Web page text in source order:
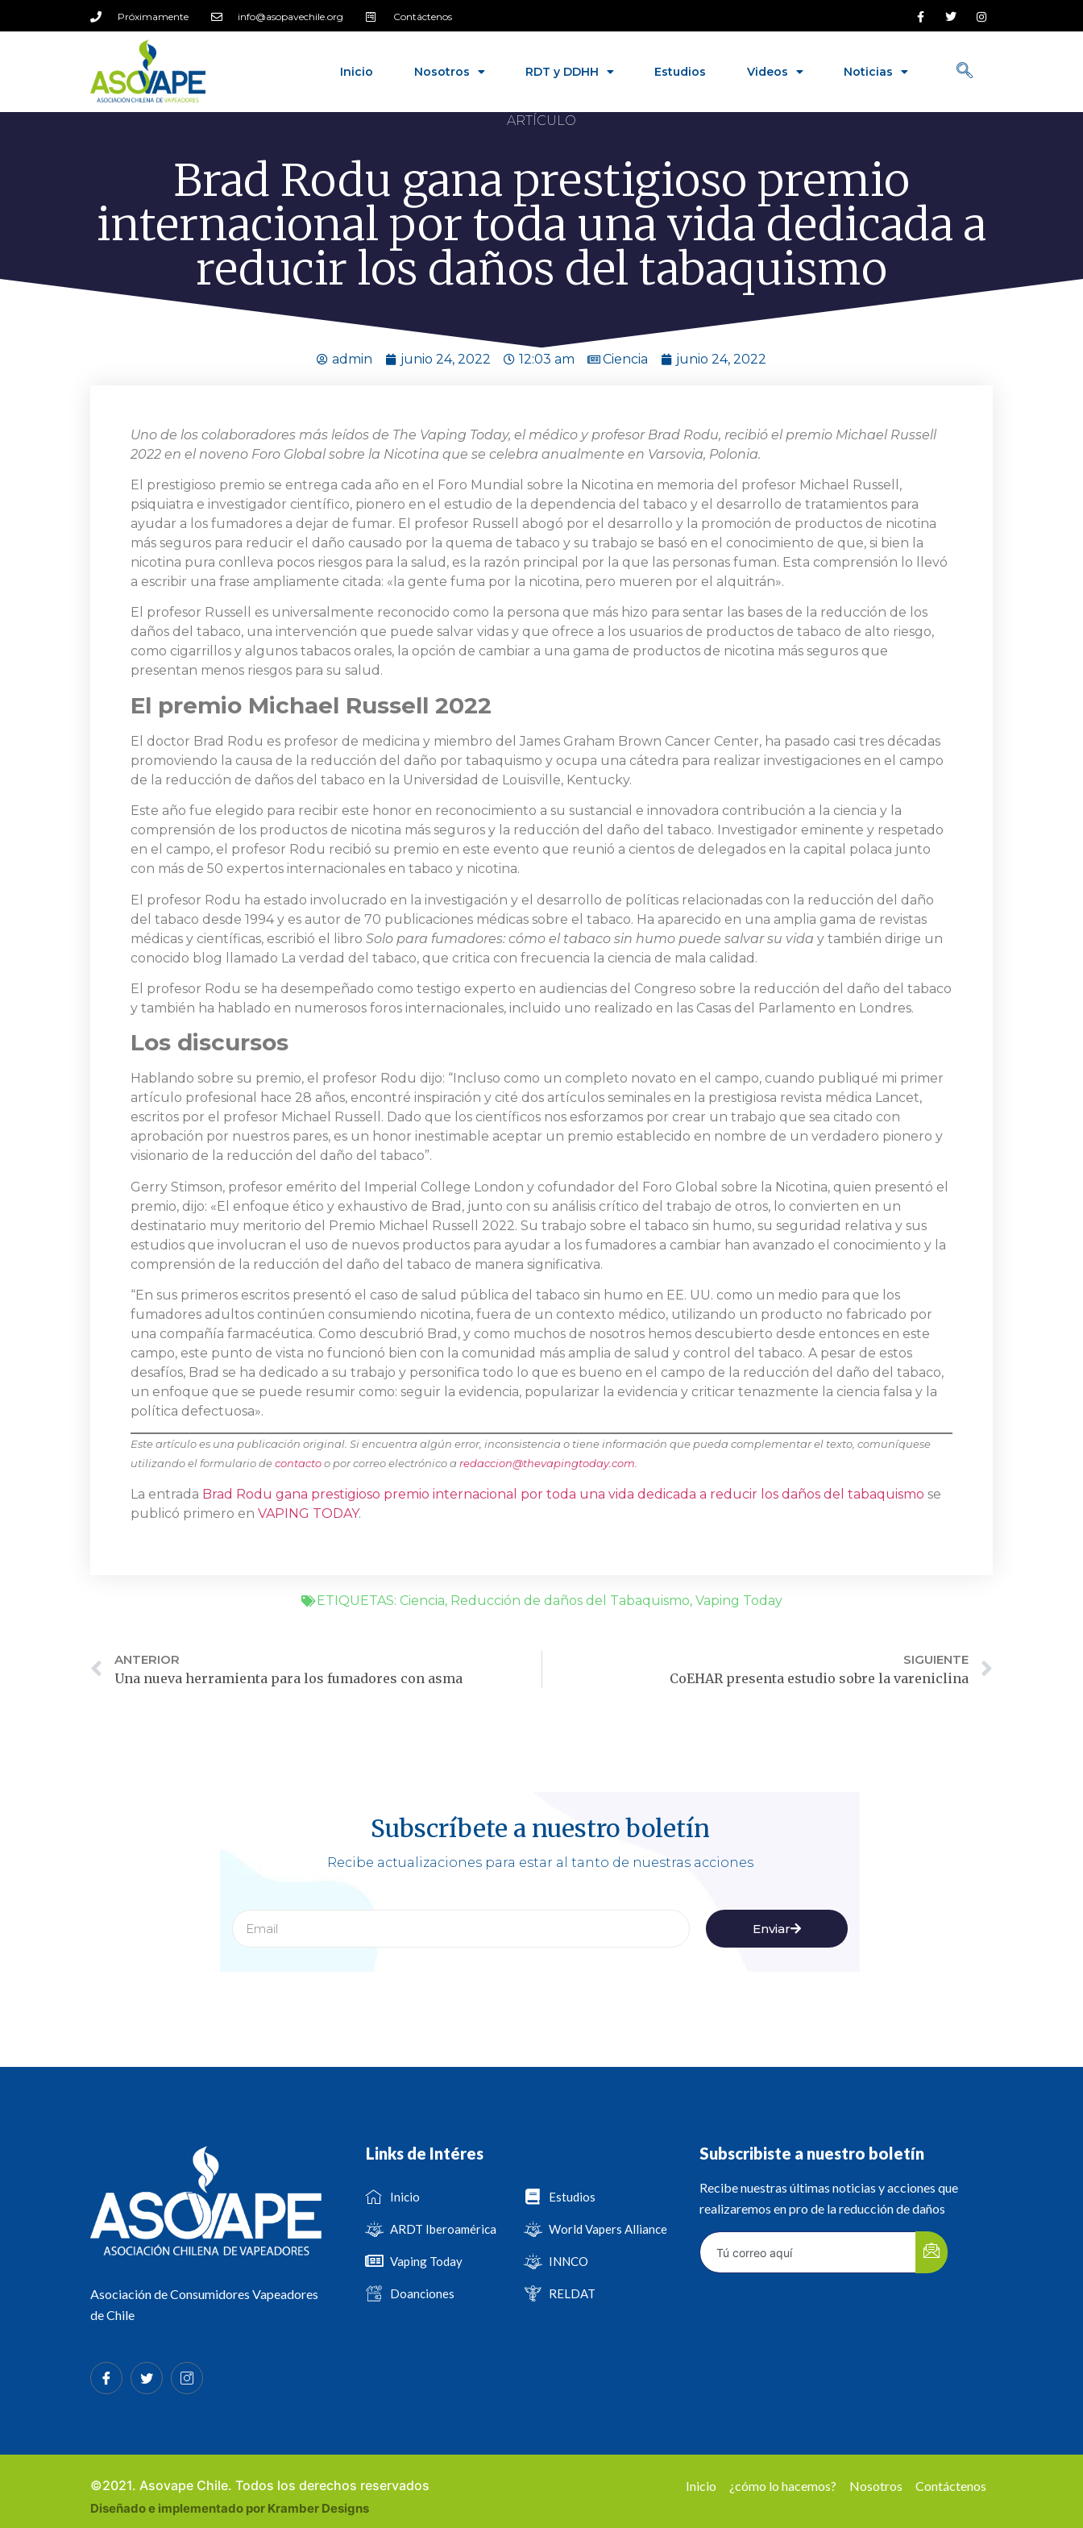
Próximamente info@asopavechile.org Contáctenos
Inicio Nosotros RDT y DDHH Estudios Videos Noticias
ARTÍCULO
Brad Rodu gana prestigioso premio
internacional por toda una vida dedicada a
reducir los daños del tabaquismo
admin junio 24, 2022 12:03 am Ciencia junio 24, 2022
Uno de los colaboradores más leídos de The Vaping Today, el médico y profesor Brad Rodu, recibió el premio Michael Russell
2022 en el noveno Foro Global sobre la Nicotina que se celebra anualmente en Varsovia, Polonia.
El prestigioso premio se entrega cada año en el Foro Mundial sobre la Nicotina en memoria del profesor Michael Russell,
psiquiatra e investigador científico, pionero en el estudio de la dependencia del tabaco y el desarrollo de tratamientos para
ayudar a los fumadores a dejar de fumar. El profesor Russell abogó por el desarrollo y la promoción de productos de nicotina
más seguros para reducir el daño causado por la quema de tabaco y su trabajo se basó en el conocimiento de que, si bien la
nicotina pura conlleva pocos riesgos para la salud, es la razón principal por la que las personas fuman. Esta comprensión lo llevó
a escribir una frase ampliamente citada: «la gente fuma por la nicotina, pero mueren por el alquitrán».
El profesor Russell es universalmente reconocido como la persona que más hizo para sentar las bases de la reducción de los
daños del tabaco, una intervención que puede salvar vidas y que ofrece a los usuarios de productos de tabaco de alto riesgo,
como cigarrillos y algunos tabacos orales, la opción de cambiar a una gama de productos de nicotina más seguros que
presentan menos riesgos para su salud.
El premio Michael Russell 2022
El doctor Brad Rodu es profesor de medicina y miembro del James Graham Brown Cancer Center, ha pasado casi tres décadas
promoviendo la causa de la reducción del daño por tabaquismo y ocupa una cátedra para realizar investigaciones en el campo
de la reducción de daños del tabaco en la Universidad de Louisville, Kentucky.
Este año fue elegido para recibir este honor en reconocimiento a su sustancial e innovadora contribución a la ciencia y la
comprensión de los productos de nicotina más seguros y la reducción del daño del tabaco. Investigador eminente y respetado
en el campo, el profesor Rodu recibió su premio en este evento que reunió a cientos de delegados en la capital polaca junto
con más de 50 expertos internacionales en tabaco y nicotina.
El profesor Rodu ha estado involucrado en la investigación y el desarrollo de políticas relacionadas con la reducción del daño
del tabaco desde 1994 y es autor de 70 publicaciones médicas sobre el tabaco. Ha aparecido en una amplia gama de revistas
médicas y científicas, escribió el libro Solo para fumadores: cómo el tabaco sin humo puede salvar su vida y también dirige un
conocido blog llamado La verdad del tabaco, que critica con frecuencia la ciencia de mala calidad.
El profesor Rodu se ha desempeñado como testigo experto en audiencias del Congreso sobre la reducción del daño del tabaco
y también ha hablado en numerosos foros internacionales, incluido uno realizado en las Casas del Parlamento en Londres.
Los discursos
Hablando sobre su premio, el profesor Rodu dijo: “Incluso como un completo novato en el campo, cuando publiqué mi primer
artículo profesional hace 28 años, encontré inspiración y cité dos artículos seminales en la prestigiosa revista médica Lancet,
escritos por el profesor Michael Russell. Dado que los científicos nos esforzamos por crear un trabajo que sea citado con
aprobación por nuestros pares, es un honor inestimable aceptar un premio establecido en nombre de un verdadero pionero y
visionario de la reducción del daño del tabaco”.
Gerry Stimson, profesor emérito del Imperial College London y cofundador del Foro Global sobre la Nicotina, quien presentó el
premio, dijo: «El enfoque ético y exhaustivo de Brad, junto con su análisis crítico del trabajo de otros, lo convierten en un
destinatario muy meritorio del Premio Michael Russell 2022. Su trabajo sobre el tabaco sin humo, su seguridad relativa y sus
estudios que involucran el uso de nuevos productos para ayudar a los fumadores a cambiar han avanzado el conocimiento y la
comprensión de la reducción del daño del tabaco de manera significativa.
“En sus primeros escritos presentó el caso de salud pública del tabaco sin humo en EE. UU. como un medio para que los
fumadores adultos continúen consumiendo nicotina, fuera de un contexto médico, utilizando un producto no fabricado por
una compañía farmacéutica. Como descubrió Brad, y como muchos de nosotros hemos descubierto desde entonces en este
campo, este punto de vista no funcionó bien con la comunidad más amplia de salud y control del tabaco. A pesar de estos
desafíos, Brad se ha dedicado a su trabajo y personifica todo lo que es bueno en el campo de la reducción del daño del tabaco,
un enfoque que se puede resumir como: seguir la evidencia, popularizar la evidencia y criticar tenazmente la ciencia falsa y la
política defectuosa».
Este artículo es una publicación original. Si encuentra algún error, inconsistencia o tiene información que pueda complementar el texto, comuníquese
utilizando el formulario decontactoo por correo electrónico a redaccion@thevapingtoday.com.
La entrada Brad Rodu gana prestigioso premio internacional por toda una vida dedicada a reducir los daños del tabaquismo se
publicó primero en VAPING TODAY.
ETIQUETAS: Ciencia, Reducción de daños del Tabaquismo, Vaping Today
ANTERIOR
Una nueva herramienta para los fumadores con asma
SIGUIENTE
CoEHAR presenta estudio sobre la vareniclina
Subscríbete a nuestro boletín
Recibe actualizaciones para estar al tanto de nuestras acciones
Enviar
Asociación de Consumidores Vapeadores
de Chile
Links de Intéres
Inicio
ARDT Iberoamérica
Vaping Today
Doanciones
Estudios
World Vapers Alliance
INNCO
RELDAT
Subscribiste a nuestro boletín
Recibe nuestras últimas noticias y acciones que
realizaremos en pro de la reducción de daños
©2021. Asovape Chile. Todos los derechos reservados
Diseñado e implementado por Kramber Designs
Inicio ¿cómo lo hacemos? Nosotros Contáctenos